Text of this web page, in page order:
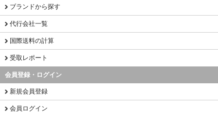
ブランドから探す
代行会社一覧
国際送料の計算
受取レポート
会員登録・ログイン
新規会員登録
会員ログイン